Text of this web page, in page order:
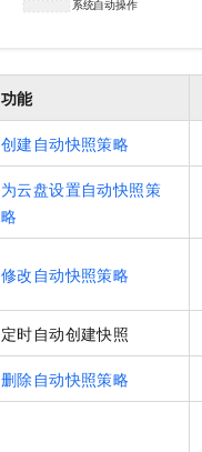
功能
创建自动快照策略
为云盘设置自动快照策
略
修改自动快照策略
定时自动创建快照
删除自动快照策略